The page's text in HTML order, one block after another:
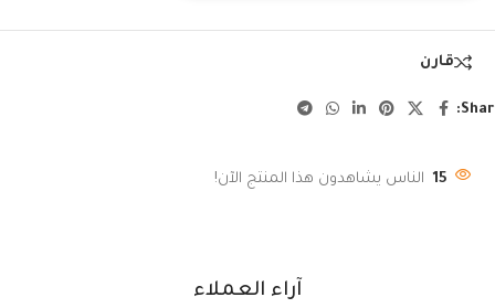
قارن
15 الناس يشاهدون هذا المنتج الآن!
آراء العملاء